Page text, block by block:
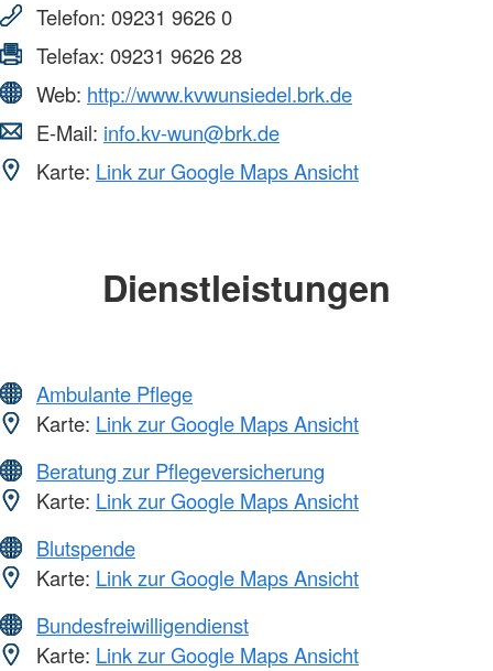
Telefon: 09231 9626 0
Telefax: 09231 9626 28
Web: http://www.kvwunsiedel.brk.de
E-Mail: info.kv-wun@brk.de
Karte: Link zur Google Maps Ansicht
Dienstleistungen
Ambulante Pflege
Karte: Link zur Google Maps Ansicht
Beratung zur Pflegeversicherung
Karte: Link zur Google Maps Ansicht
Blutspende
Karte: Link zur Google Maps Ansicht
Bundesfreiwilligendienst
Karte: Link zur Google Maps Ansicht